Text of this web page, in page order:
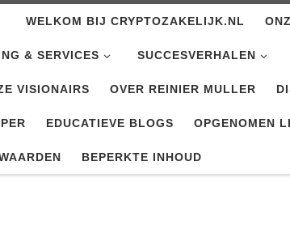
WELKOM BIJ CRYPTOZAKELIJK.NL
& SERVICES SUCCESVERHALEN
VISIONAIRS OVER REINIER MULLER
EDUCATIEVE BLOGS OPGENOMEN
BEPERKTE INHOUD